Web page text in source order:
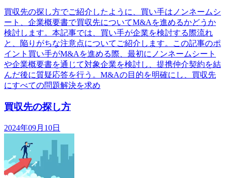
買収先の探し方でご紹介したように、買い手はノンネームシ
ート、企業概要書で買収先についてM&Aを進めるかどうか
検討します。本記事では、買い手が企業を検討する際流れ
と、陥りがちな注意点についてご紹介します。この記事のポ
イント買い手がM&Aを進める際、最初にノンネームシート
や企業概要書を通じて対象企業を検討し、提携仲介契約を結
んだ後に質疑応答を行う。M&Aの目的を明確にし、買収先
にすべての問題解決を求め
買収先の探し方
2024年09月10日